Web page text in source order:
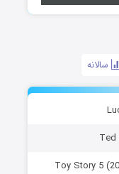
سالانه